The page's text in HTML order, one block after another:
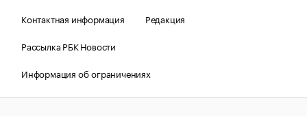
Контактная информация
Редакция
Рассылка РБК Новости
Информация об ограничениях
Правовая информация
О соблюдении авторских прав